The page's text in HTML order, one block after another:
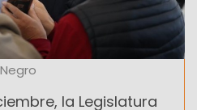
la Legislatura